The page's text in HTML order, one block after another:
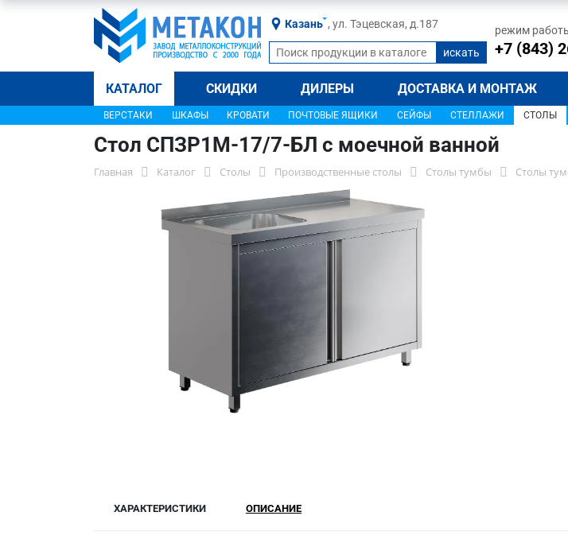
Казань , ул. Тэцевская, д.187 режим
+7 (843)
КАТАЛОГ СКИДКИ ДИЛЕРЫ ДОСТАВКА И МОНТАЖ
ВЕРСТАКИ ШКАФЫ КРОВАТИ ПОЧТОВЫЕ ЯЩИКИ СЕЙФЫ СТЕЛЛАЖИ СТОЛЫ
Стол СПЗР1М-17/7-БЛ с моечной ванной
Главная Каталог Столы Производственные столы Столы тумбы Столы
ХАРАКТЕРИСТИКИ ОПИСАНИЕ